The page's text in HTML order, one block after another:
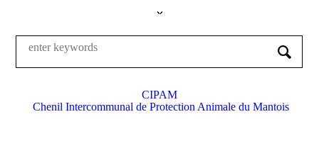
CIPAM
Chenil Intercommunal de Protection Animale du Mantois